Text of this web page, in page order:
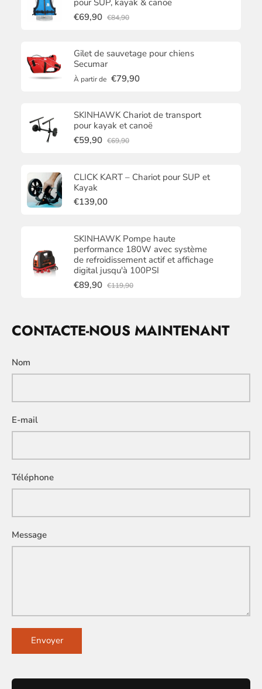
€69,90 €84,90
Gilet de sauvetage pour chiens
Secumar
À partir de €79,90
SKINHAWK Chariot de transport
pour kayak et canoë
€59,90 €69,90
CLICK KART – Chariot pour SUP et
Kayak
€139,00
SKINHAWK Pompe haute
performance 180W avec système
de refroidissement actif et affichage
digital jusqu'à 100PSI
€89,90 €119,90
CONTACTE-NOUS MAINTENANT
Nom
E-mail
Téléphone
Message
Envoyer